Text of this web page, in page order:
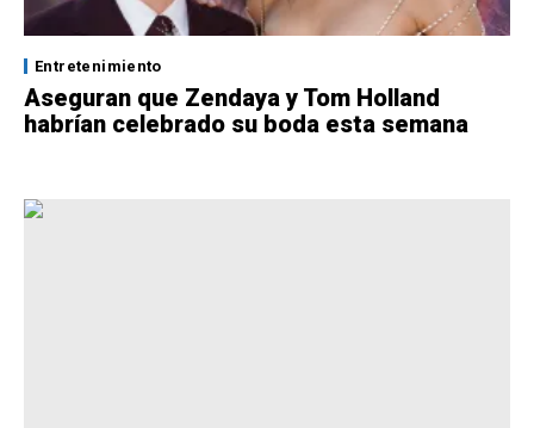
Entretenimiento
Aseguran que Zendaya y Tom Holland
habrían celebrado su boda esta semana